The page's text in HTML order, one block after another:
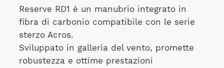
Reserve RD1 è un manubrio integrato in
fibra di carbonio compatibile con le serie
sterzo Acros.
Sviluppato in galleria del vento, promette
robustezza e ottime prestazioni